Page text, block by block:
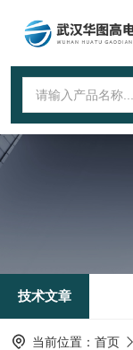
技术文章
当前位置： 首页